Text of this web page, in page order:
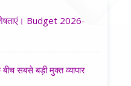
Budget 2026-
सबसे बड़ी मुक्त व्यापार